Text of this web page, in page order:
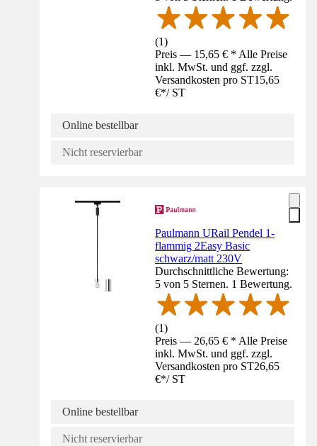
(1)
Preis — 15,65 € * Alle Preise
inkl. MwSt. und ggf. zzgl.
Versandkosten pro ST15,65
€*/ ST
Online bestellbar
Nicht reservierbar
Paulmann URail Pendel 1-
flammig 2Easy Basic
schwarz/matt 230V
Durchschnittliche Bewertung:
5 von 5 Sternen. 1 Bewertung.
(1)
Preis — 26,65 € * Alle Preise
inkl. MwSt. und ggf. zzgl.
Versandkosten pro ST26,65
€*/ ST
Online bestellbar
Nicht reservierbar